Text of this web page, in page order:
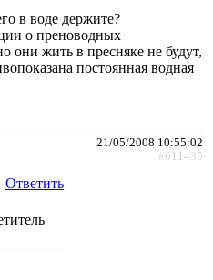
в воде держите?
о преноводных
они жить в пресняке не будут,
постоянная водная
21/05/2008 10:55:02
#611435
Ответить